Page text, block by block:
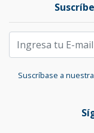
Suscríbase a